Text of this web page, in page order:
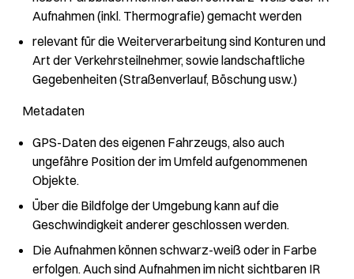
Aufnahmen (inkl. Thermografie) gemacht werden
relevant für die Weiterverarbeitung sind Konturen und
Art der Verkehrsteilnehmer, sowie landschaftliche
Gegebenheiten (Straßenverlauf, Böschung usw.)
Metadaten
GPS-Daten des eigenen Fahrzeugs, also auch
ungefähre Position der im Umfeld aufgenommenen
Objekte.
Über die Bildfolge der Umgebung kann auf die
Geschwindigkeit anderer geschlossen werden.
Die Aufnahmen können schwarz-weiß oder in Farbe
erfolgen. Auch sind Aufnahmen im nicht sichtbaren IR